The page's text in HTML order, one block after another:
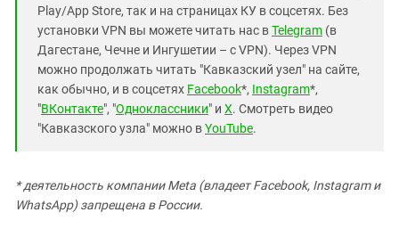
Play/App Store, так и на страницах КУ в соцсетях. Без
установки VPN вы можете читать нас вTelegram (в
Дагестане, Чечне и Ингушетии – с VPN). Через VPN
можно продолжать читать "Кавказский узел" на сайте,
как обычно, и в соцсетях Facebook*, Instagram*,
"ВКонтакте", "Одноклассники" и X. Смотреть видео
"Кавказского узла" можно вYouTube.
* деятельность компании Meta (владеет Facebook, Instagram и
WhatsApp) запрещена в России.